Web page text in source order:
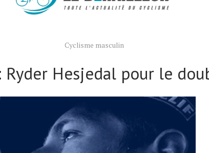
Cyclisme masculin
Ryder Hesjedal pour le